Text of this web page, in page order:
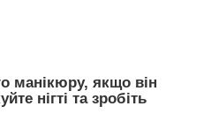
манікюру, якщо він
нігті та зробіть